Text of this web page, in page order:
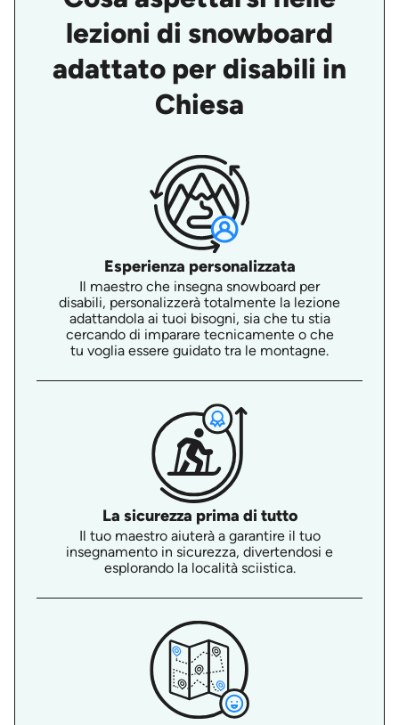
lezioni di snowboard
adattato per disabili in
Chiesa
Esperienza personalizzata
Il maestro che insegna snowboard per
disabili, personalizzerà totalmente la lezione
adattandola ai tuoi bisogni, sia che tu stia
cercando di imparare tecnicamente o che
tu voglia essere guidato tra le montagne.
La sicurezza prima di tutto
Il tuo maestro aiuterà a garantire il tuo
insegnamento in sicurezza, divertendosi e
esplorando la località sciistica.